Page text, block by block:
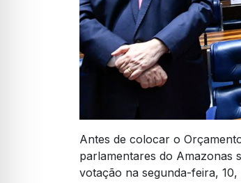
Antes de colocar o
parlamentares do Amazonas
votação na segunda-feira,